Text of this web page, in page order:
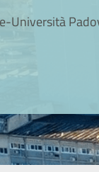
Università